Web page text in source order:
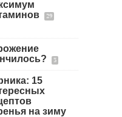
29
3
15
на зиму